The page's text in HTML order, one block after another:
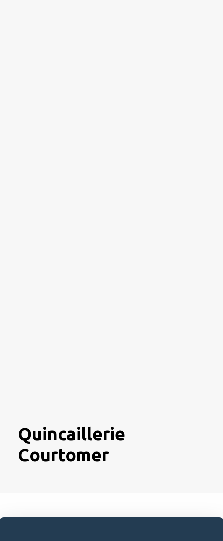
Quincaillerie
Courtomer